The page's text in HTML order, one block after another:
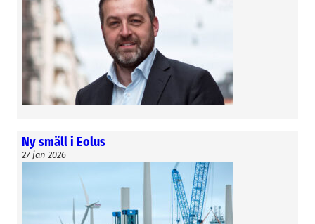
Avsluta den flödesbaserade
prissättningsmodellen som driver upp prisbild i
södra Sverige, dvs återgå till tidigare modell som
gällde innan oktober 2024.
Separera inhemsk elprissättning från
exportprissättning. Detta är görbart, Polen
exempelvis gör detta.
Tron måste upphöra att Sverige först ska lösa
EU:s problem, och sedan våra egna inhemska.
Fokus måste vara rätt, så som andra länder har
fokus på sitt – även Tyskland som eldar kolkraft
för fullt.
Ny smäll i Eolus
27 jan 2026